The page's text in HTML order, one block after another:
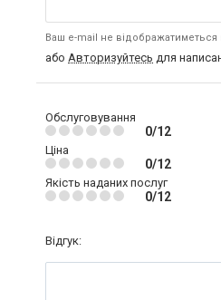
Ваш e-mail не відображатиметься
або Авторизуйтесь для
Обслуговування
0/12
Ціна
0/12
Якість наданих послуг
0/12
Відгук: